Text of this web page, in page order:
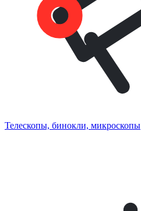
Телескопы, бинокли, микроскопы